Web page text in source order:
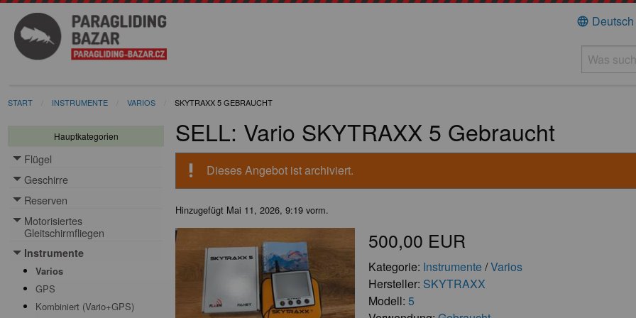
language Deutsch
START INSTRUMENTE VARIOS SKYTRAXX 5 GEBRAUCHT
Hauptkategorien
Flügel
Toggle menu
Geschirre
Toggle menu
Reserven
Toggle menu
Motorisiertes
Gleitschirmfliegen
Toggle menu
Instrumente
Toggle menu
Varios
GPS
Kombiniert (Vario+GPS)
SELL: Vario SKYTRAXX 5 Gebraucht
priority_high Dieses Angebot ist archiviert.
Hinzugefügt Mai 11, 2026, 9:19 vorm.
500,00 EUR
Kategorie: Instrumente /Varios
Hersteller: SKYTRAXX
Modell: 5